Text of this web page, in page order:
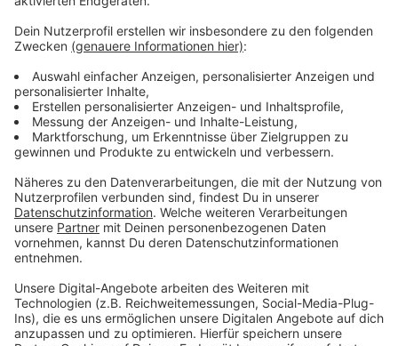
Euskirchener Stadtverwaltung das Konzept
weiterverfolgen soll oder nicht.
Schon jetzt Verbesserung angestrebt
Anzeige
Es gibt in Euskirchen sieben Toiletten-Anlagen, die
öffentlich zugänglich sind, unter anderem im Alten
Rathaus und im Kulturhof in der Wilhelmstraße. Nur
diese beiden sind auch behindertengerecht. Alle sind
aber barrierefrei zu erreichen.
Aufgrund der Flut befinden sich die Toilettenanlagen in